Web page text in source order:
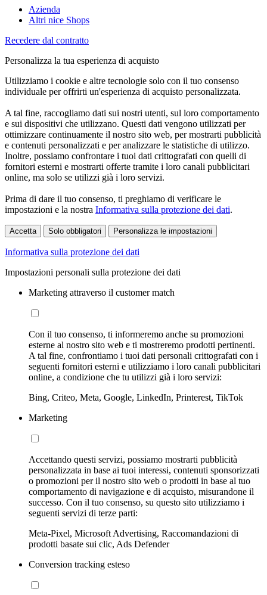
Azienda
Altri nice Shops
Recedere dal contratto
Personalizza la tua esperienza di acquisto
Utilizziamo i cookie e altre tecnologie solo con il tuo consenso
individuale per offrirti un'esperienza di acquisto personalizzata.
A tal fine, raccogliamo dati sui nostri utenti, sul loro comportamento
e sui dispositivi che utilizzano. Questi dati vengono utilizzati per
ottimizzare continuamente il nostro sito web, per mostrarti pubblicità
e contenuti personalizzati e per analizzare le statistiche di utilizzo.
Inoltre, possiamo confrontare i tuoi dati crittografati con quelli di
fornitori esterni e mostrarti offerte tramite i loro canali pubblicitari
online, ma solo se utilizzi già i loro servizi.
Prima di dare il tuo consenso, ti preghiamo di verificare le
impostazioni e la nostra Informativa sulla protezione dei dati.
Accetta Solo obbligatori Personalizza le impostazioni
Informativa sulla protezione dei dati
Impostazioni personali sulla protezione dei dati
Marketing attraverso il customer match
Con il tuo consenso, ti informeremo anche su promozioni
esterne al nostro sito web e ti mostreremo prodotti pertinenti.
A tal fine, confrontiamo i tuoi dati personali crittografati con i
seguenti fornitori esterni e utilizziamo i loro canali pubblicitari
online, a condizione che tu utilizzi già i loro servizi:
Bing, Criteo, Meta, Google, LinkedIn, Printerest, TikTok
Marketing
Accettando questi servizi, possiamo mostrarti pubblicità
personalizzata in base ai tuoi interessi, contenuti sponsorizzati
o promozioni per il nostro sito web o prodotti in base al tuo
comportamento di navigazione e di acquisto, misurandone il
successo. Con il tuo consenso, su questo sito utilizziamo i
seguenti servizi di terze parti:
Meta-Pixel, Microsoft Advertising, Raccomandazioni di
prodotti basate sui clic, Ads Defender
Conversion tracking esteso